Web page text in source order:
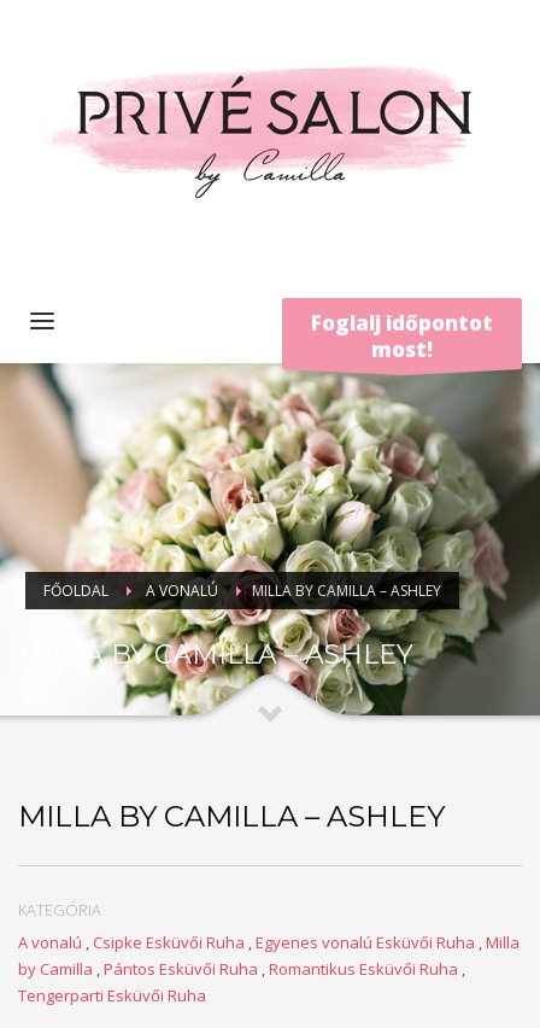
Foglalj időpontot
most!
FŐOLDAL A VONALÚ MILLA BY CAMILLA – ASHLEY
MILLA BY CAMILLA – ASHLEY
MILLA BY CAMILLA – ASHLEY
KATEGÓRIA
A vonalú , Csipke Esküvői Ruha ,Egyenes vonalú Esküvői Ruha ,Milla
by Camilla ,Pántos Esküvői Ruha ,Romantikus Esküvői Ruha ,
Tengerparti Esküvői Ruha